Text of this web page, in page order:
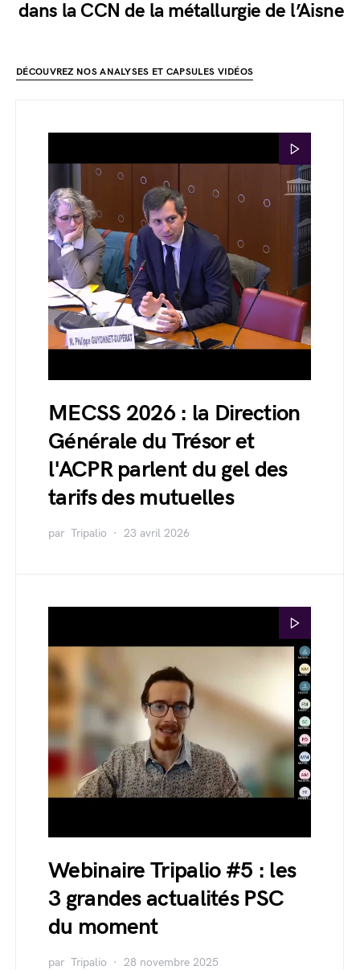
dans la CCN de la métallurgie de l’Aisne
DÉCOUVREZ NOS ANALYSES ET CAPSULES VIDÉOS
MECSS 2026 : la Direction
Générale du Trésor et
l'ACPR parlent du gel des
tarifs des mutuelles
par Tripalio 23 avril 2026
Webinaire Tripalio #5 : les
3 grandes actualités PSC
du moment
par Tripalio 28 novembre 2025